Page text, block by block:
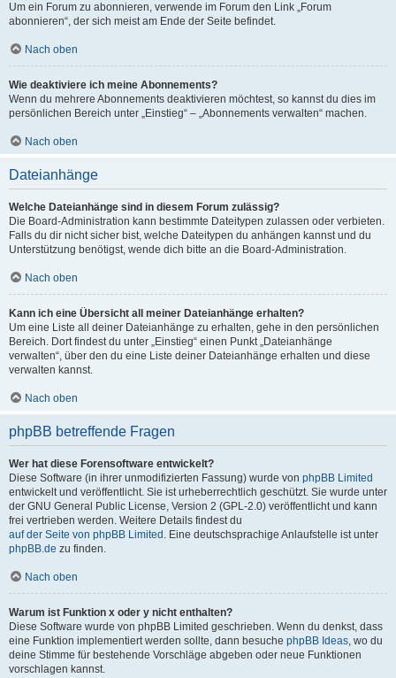
Um ein Forum zu abonnieren, verwende im Forum den Link „Forum
abonnieren“, der sich meist am Ende der Seite befindet.
Nach oben
Wie deaktiviere ich meine Abonnements?
Wenn du mehrere Abonnements deaktivieren möchtest, so kannst du dies im
persönlichen Bereich unter „Einstieg“ – „Abonnements verwalten“ machen.
Nach oben
Dateianhänge
Welche Dateianhänge sind in diesem Forum zulässig?
Die Board-Administration kann bestimmte Dateitypen zulassen oder verbieten.
Falls du dir nicht sicher bist, welche Dateitypen du anhängen kannst und du
Unterstützung benötigst, wende dich bitte an die Board-Administration.
Nach oben
Kann ich eine Übersicht all meiner Dateianhänge erhalten?
Um eine Liste all deiner Dateianhänge zu erhalten, gehe in den persönlichen
Bereich. Dort findest du unter „Einstieg“ einen Punkt „Dateianhänge
verwalten“, über den du eine Liste deiner Dateianhänge erhalten und diese
verwalten kannst.
Nach oben
phpBB betreffende Fragen
Wer hat diese Forensoftware entwickelt?
Diese Software (in ihrer unmodifizierten Fassung) wurde von phpBB Limited
entwickelt und veröffentlicht. Sie ist urheberrechtlich geschützt. Sie wurde unter
der GNU General Public License, Version 2 (GPL-2.0) veröffentlicht und kann
frei vertrieben werden. Weitere Details findest du
auf der Seite von phpBB Limited . Eine deutschsprachige Anlaufstelle ist unter
phpBB.de zu finden.
Nach oben
Warum ist Funktion x oder y nicht enthalten?
Diese Software wurde von phpBB Limited geschrieben. Wenn du denkst, dass
eine Funktion implementiert werden sollte, dann besuche phpBB Ideas, wo du
deine Stimme für bestehende Vorschläge abgeben oder neue Funktionen
vorschlagen kannst.